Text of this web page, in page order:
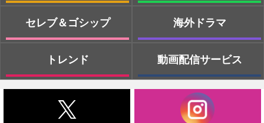
セレブ＆ゴシップ
トレンド
海外ドラマ
動画配信サービス